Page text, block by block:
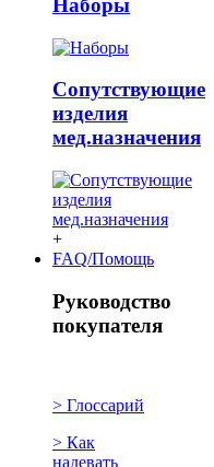
Наборы
Сопутствующие
изделия
мед.назначения
+
FAQ/Помощь
Руководство
покупателя
> Глоссарий
> Как
надевать